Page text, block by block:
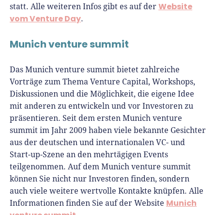
statt. Alle weiteren Infos gibt es auf der Website
vom Venture Day.
Munich venture summit
Das Munich venture summit bietet zahlreiche
Vorträge zum Thema Venture Capital, Workshops,
Diskussionen und die Möglichkeit, die eigene Idee
mit anderen zu entwickeln und vor Investoren zu
präsentieren. Seit dem ersten Munich venture
summit im Jahr 2009 haben viele bekannte Gesichter
aus der deutschen und internationalen VC- und
Start-up-Szene an den mehrtägigen Events
teilgenommen. Auf dem Munich venture summit
können Sie nicht nur Investoren finden, sondern
auch viele weitere wertvolle Kontakte knüpfen. Alle
Informationen finden Sie auf der Website Munich